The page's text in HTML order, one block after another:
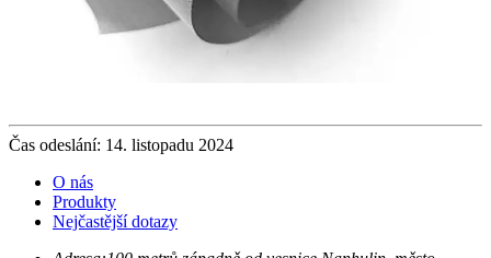
Čas odeslání: 14. listopadu 2024
O nás
Produkty
Nejčastější dotazy